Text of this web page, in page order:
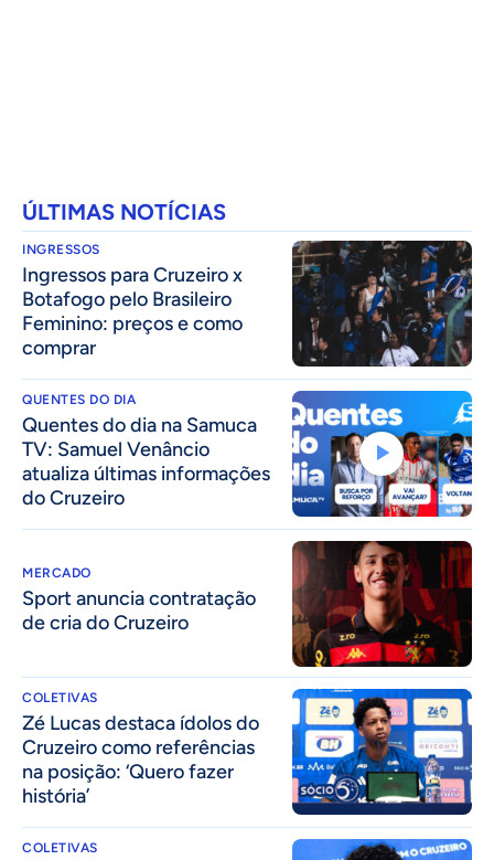
ÚLTIMAS NOTÍCIAS
INGRESSOS
Ingressos para Cruzeiro x
Botafogo pelo Brasileiro
Feminino: preços e como
comprar
QUENTES DO DIA
Quentes do dia na Samuca
TV: Samuel Venâncio
atualiza últimas informações
do Cruzeiro
MERCADO
Sport anuncia contratação
de cria do Cruzeiro
COLETIVAS
Zé Lucas destaca ídolos do
Cruzeiro como referências
na posição: ‘Quero fazer
história’
COLETIVAS